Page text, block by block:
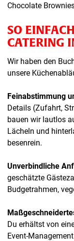
Chocolate
SO
CATERING
Wir haben den
unsere
Feinabstimmung
Details (Zufahrt,
bauen wir lautlos
Lächeln und
besenrein.
Unverbindliche
geschätzte
Budgetrahmen,
Du erhältst von
Event-